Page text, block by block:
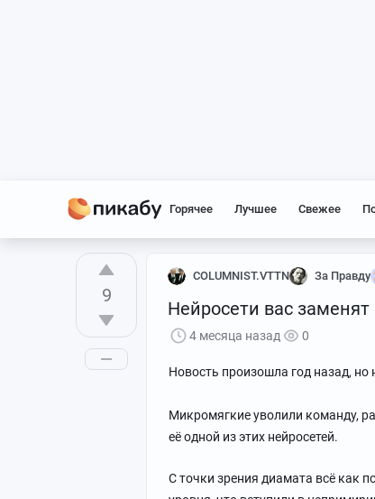
Горячее Лучшее Свежее
9
COLUMNIST.VTTN За Правду
Нейросети вас заменят
4 месяца назад 0
Новость произошла год назад, но
Микромягкие уволили команду,
её одной из этих нейросетей.
С точки зрения диамата всё как